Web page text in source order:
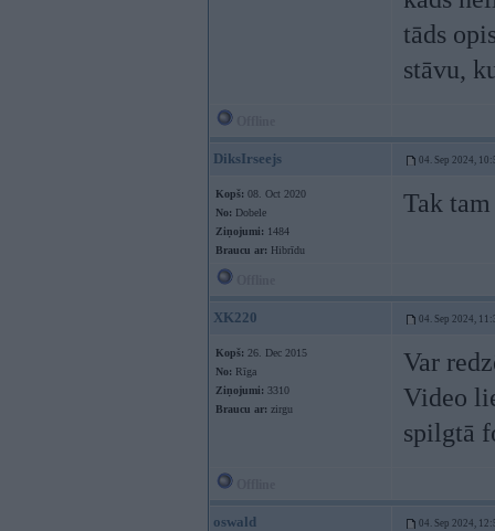
tāds
stāvu,
DiksIrseejs 04. Sep 2024,
Kopš: 08. Oct 2020
No: Dobele
Ziņojumi: 1484
Braucu ar: Hibrīdu
Tak
XK220 04. Sep 2024,
Kopš: 26. Dec 2015
No: Rīga
Ziņojumi: 3310
Braucu ar: zirgu
Var
Video
spilgtā
oswald 04. Sep 2024,